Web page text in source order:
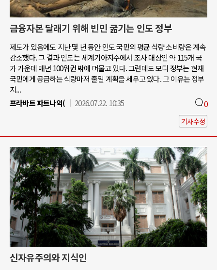
금융자본 달래기 위해 빈민 굶기는 인도 정부
제도가 있음에도 지난 몇 년 동안 인도 국민의 평균 식량 소비량은 계속
감소했다. 그 결과 인도는 세계기아지수에서 조사 대상인 약 115개 국
가 가운데 매년 100위권 밖에 머물고 있다. 그런데도 모디 정부는 현재
국민에게 공급하는 식량마저 줄일 계획을 세우고 있다. 그 이유는 정부
지...
프라바트 파트나익(
2026.07.22. 10:35 0
기사수정
신자유주의와 지식인